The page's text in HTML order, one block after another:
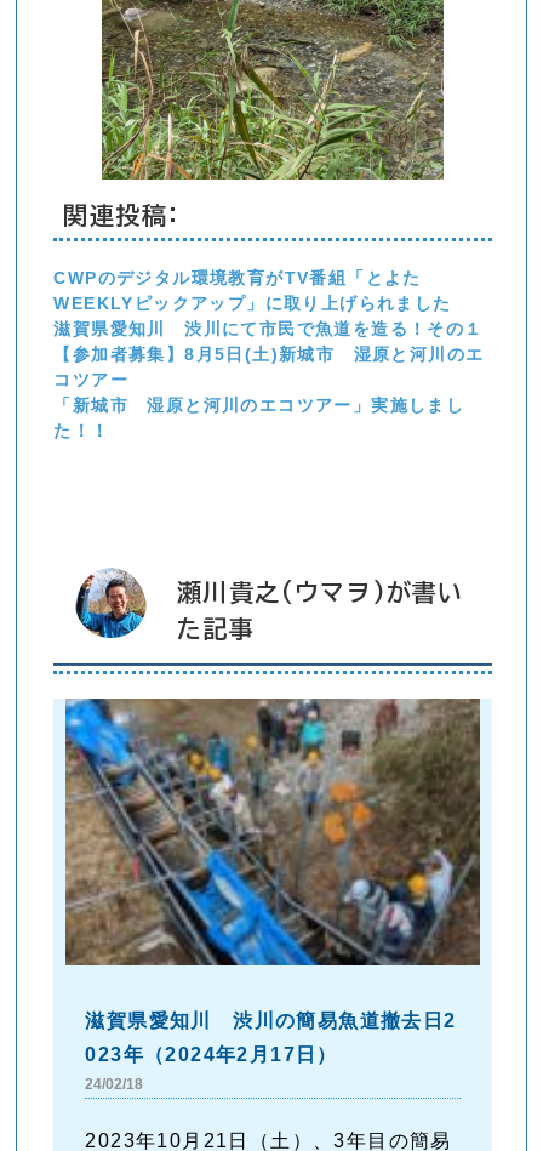
関連投稿:
CWPのデジタル環境教育がTV番組「とよた
WEEKLYピックアップ」に取り上げられました
滋賀県愛知川 渋川にて市民で魚道を造る！その１
【参加者募集】8月5日(土)新城市 湿原と河川のエ
コツアー
「新城市 湿原と河川のエコツアー」実施しまし
た！！
瀬川貴之(ウマヲ)が書い
た記事
滋賀県愛知川 渋川の簡易魚道撤去日2
023年（2024年2月17日）
24/02/18
2023年10月21日（土）、3年目の簡易